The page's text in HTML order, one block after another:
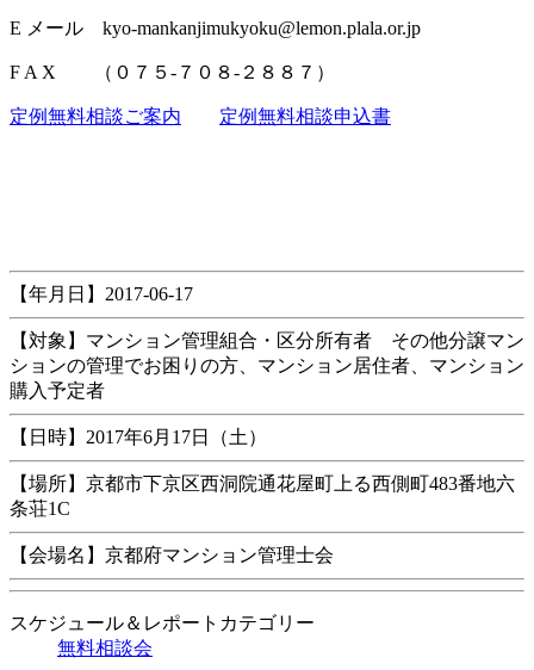
E メール kyo-mankanjimukyoku@lemon.plala.or.jp
F A X （０７５-７０８-２８８７）
定例無料相談ご案内 定例無料相談申込書
【年月日】2017-06-17
【対象】マンション管理組合・区分所有者 その他分譲マン
ションの管理でお困りの方、マンション居住者、マンション
購入予定者
【日時】2017年6月17日（土）
【場所】京都市下京区西洞院通花屋町上る西側町483番地六
条荘1C
【会場名】京都府マンション管理士会
スケジュール＆レポートカテゴリー
無料相談会